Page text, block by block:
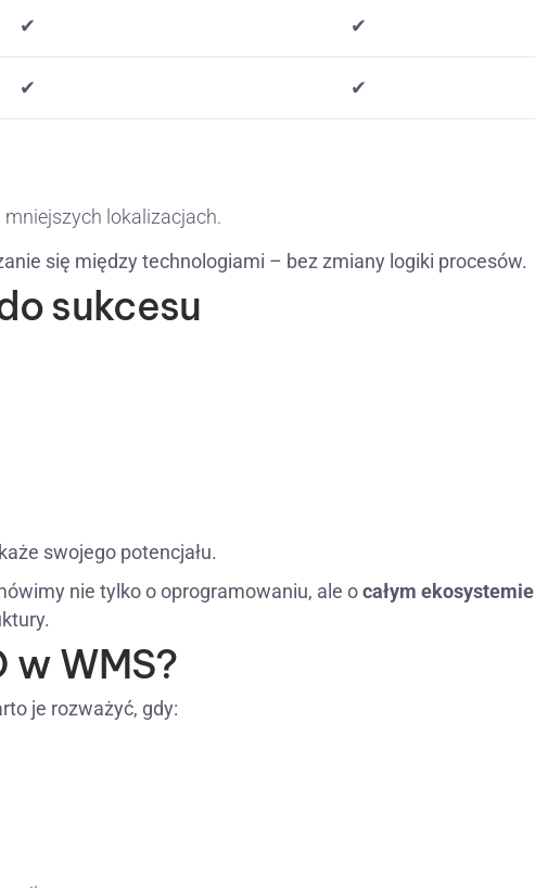
✔ ✔
✔ ✔
lokalizacjach.
się między technologiami – bez zmiany logiki procesów.
sukcesu
swojego potencjału.
nie tylko o oprogramowaniu, ale ocałym ekosystemie
WMS?
je rozważyć, gdy: